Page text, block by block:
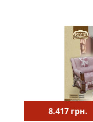
8.417 грн.